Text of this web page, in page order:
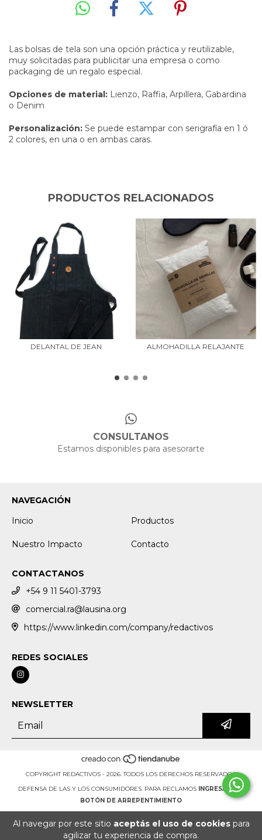
Al navegar por este sitio aceptás el uso de cookiespara
agilizar tu experiencia de compra.
Las bolsas de tela son una opción práctica y reutilizable,
muy solicitadas para publicitar una empresa o como
packaging de un regalo especial.
Opciones de material: Lienzo, Raffia, Arpillera, Gabardina
o Denim
Personalización: Se puede estampar con serigrafía en 1 ó
2 colores, en una o en ambas caras.
PRODUCTOS RELACIONADOS
DELANTAL DE JEAN ALMOHADILLA RELAJANTE
CONSULTANOS
Estamos disponibles para asesorarte
NAVEGACIÓN
Inicio
Productos
Nuestro Impacto Contacto
CONTACTANOS
+54 9 11 5401-3793
comercial.ra@lausina.org
https://www.linkedin.com/company/redactivos
REDES SOCIALES
NEWSLETTER
COPYRIGHT REDACTIVOS - 2026. TODOS LOS DERECHOS RESERVADOS.
DEFENSA DE LAS Y LOS CONSUMIDORES. PARA RECLAMOS
INGRESÁ ACÁ.
BOTÓN DE ARREPENTIMIENTO